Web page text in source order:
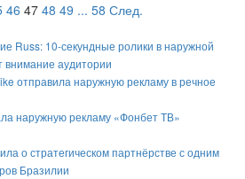
46 47 48 49 ... 58 След.
Russ: 10-секундные ролики в наружной
аудитории
отправила наружную рекламу в речное
наружную рекламу «Фонбет ТВ»
о стратегическом партнёрстве с одним
Бразилии